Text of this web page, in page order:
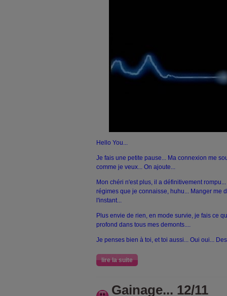
Hello You...
Je fais une petite pause... Ma connexion me
comme je veux... On ajoute...
Mon chéri n'est plus, il a définitivement
régimes que je connaisse, huhu... Manger me
l'instant...
Plus envie de rien, en mode survie, je fais ce
profond dans tous mes demonts....
Je penses bien à toi, et toi aussi... Oui oui...
lire la suite
Gainage... 12/11